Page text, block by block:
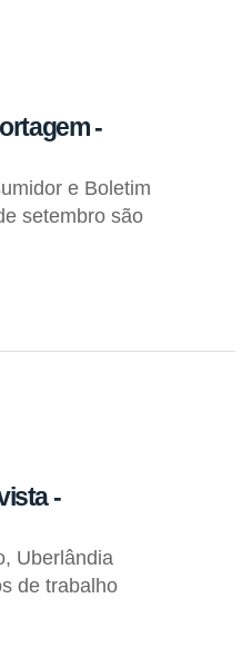
-
e Boletim
setembro são
-
Uberlândia
de trabalho